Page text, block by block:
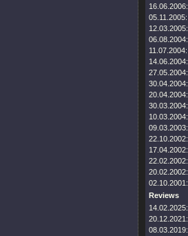
16.06.2006:
05.11.2005:
12.03.2005:
06.08.2004:
11.07.2004:
14.06.2004:
27.05.2004:
30.04.2004:
20.04.2004:
30.03.2004:
10.03.2004:
09.03.2003:
22.10.2002:
17.04.2002:
22.02.2002:
20.02.2002:
02.10.2001:
Reviews
14.02.2025:
20.12.2021:
08.03.2019: